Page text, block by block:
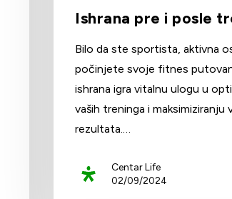
Ishrana pre i posle
Bilo da ste sportista, aktivna
počinjete svoje fitnes
ishrana igra vitalnu ulogu u
vaših treninga i maksimiziranju
rezultata.…
Centar Life
02/09/2024